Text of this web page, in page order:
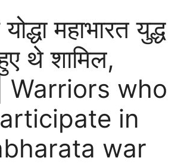
महाभारत युद्ध
थे शामिल,
Warriors who
in
war